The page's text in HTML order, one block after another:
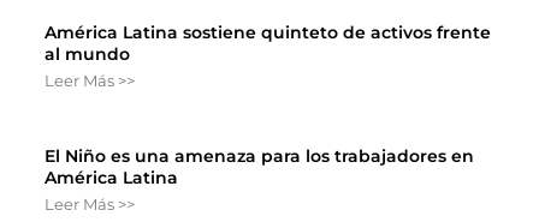
América Latina sostiene quinteto de activos frente
al mundo
Leer Más >>
El Niño es una amenaza para los trabajadores en
América Latina
Leer Más >>